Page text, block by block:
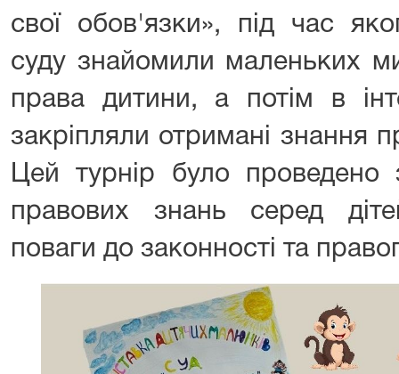
свої обов'язки», під час
суду знайомили маленьких
права дитини, а потім в
закріпляли отримані знання
Цей турнір було проведено
правових знань серед
поваги до законності та